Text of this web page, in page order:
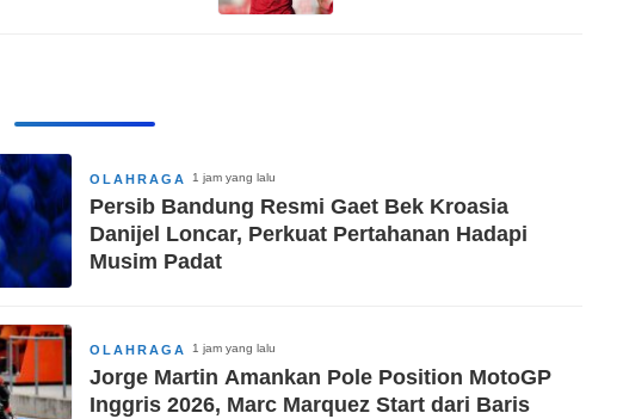
OLAHRAGA 1 jam yang lalu
Persib Bandung Resmi Gaet Bek Kroasia
Danijel Loncar, Perkuat Pertahanan Hadapi
Musim Padat
OLAHRAGA 1 jam yang lalu
Jorge Martin Amankan Pole Position MotoGP
Inggris 2026, Marc Marquez Start dari Baris